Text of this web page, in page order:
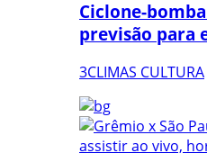
Ciclone-
previsão para
3CLIMAS CULTURA